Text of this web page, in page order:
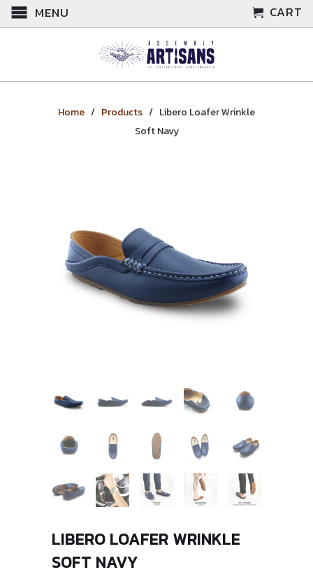
MENU CART
Home / Products / Libero Loafer Wrinkle
Soft Navy
LIBERO LOAFER WRINKLE
SOFT NAVY